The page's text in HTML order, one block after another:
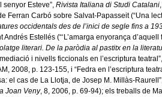
senyor Esteve”, Rivista Italiana di Studi Catalani
Ferran Carbó sobre Salvat-Papasseit (“Una
occidentals des de l’inici de segle fins a
Estellés (“‘L’amarga enyorança
literari. De la paròdia al pastitx en la
i nivells ficcionals en l’escriptura
2008, p. 123-155, i “Fedra en l’escriptura
el cas de La Llotja, de Josep M. Millàs-
Joan Veny, 8, 2006, p. 69-94); els treballs de